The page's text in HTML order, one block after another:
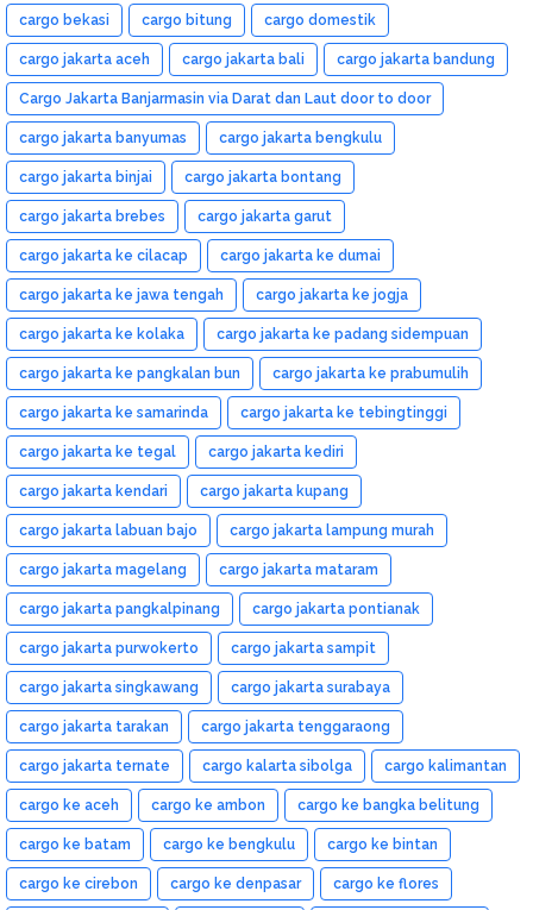
cargo bekasi cargo bitung cargo domestik
cargo jakarta aceh cargo jakarta bali cargo jakarta bandung
Cargo Jakarta Banjarmasin via Darat dan Laut door to door
cargo jakarta banyumas cargo jakarta bengkulu
cargo jakarta binjai cargo jakarta bontang
cargo jakarta brebes cargo jakarta garut
cargo jakarta ke cilacap cargo jakarta ke dumai
cargo jakarta ke jawa tengah cargo jakarta ke jogja
cargo jakarta ke kolaka cargo jakarta ke padang sidempuan
cargo jakarta ke pangkalan bun cargo jakarta ke prabumulih
cargo jakarta ke samarinda cargo jakarta ke tebingtinggi
cargo jakarta ke tegal cargo jakarta kediri
cargo jakarta kendari cargo jakarta kupang
cargo jakarta labuan bajo cargo jakarta lampung murah
cargo jakarta magelang cargo jakarta mataram
cargo jakarta pangkalpinang cargo jakarta pontianak
cargo jakarta purwokerto cargo jakarta sampit
cargo jakarta singkawang cargo jakarta surabaya
cargo jakarta tarakan cargo jakarta tenggaraong
cargo jakarta ternate cargo kalarta sibolga cargo kalimantan
cargo ke aceh cargo ke ambon cargo ke bangka belitung
cargo ke batam cargo ke bengkulu cargo ke bintan
cargo ke cirebon cargo ke denpasar cargo ke flores